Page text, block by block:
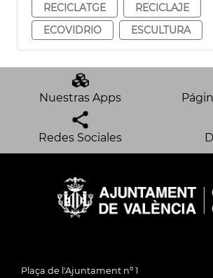
RECICLATGE
RECICLAJE
ECOVIDRIO
ESCULTURA
Nuestras Apps
Redes Sociales
Plaça de l'Ajuntament nº 1